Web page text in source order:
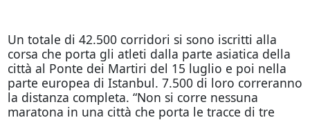
Un totale di 42.500 corridori si sono iscritti alla
corsa che porta gli atleti dalla parte asiatica della
città al Ponte dei Martiri del 15 luglio e poi nella
parte europea di Istanbul. 7.500 di loro correranno
la distanza completa. “Non si corre nessuna
maratona in una città che porta le tracce di tre